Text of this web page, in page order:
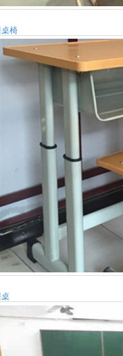
椅